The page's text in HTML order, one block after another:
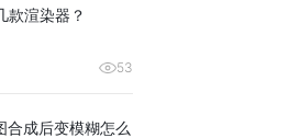
款渲染器？
53
成后变模糊怎么